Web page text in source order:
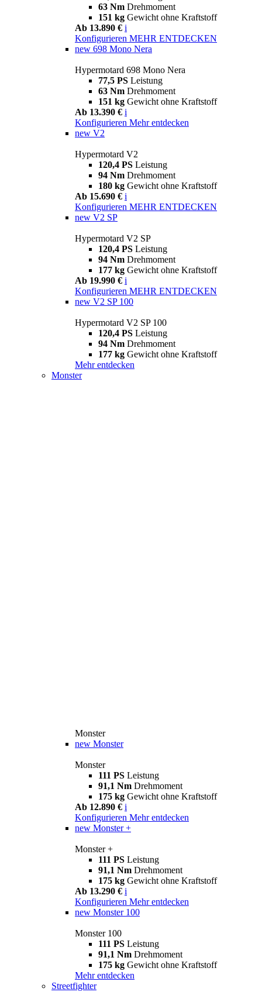
63 Nm Drehmoment
151 kg Gewicht ohne Kraftstoff
Ab 13.890 € i
Konfigurieren MEHR ENTDECKEN
new 698 Mono Nera
Hypermotard 698 Mono Nera
77,5 PS Leistung
63 Nm Drehmoment
151 kg Gewicht ohne Kraftstoff
Ab 13.390 € i
Konfigurieren Mehr entdecken
new V2
Hypermotard V2
120,4 PS Leistung
94 Nm Drehmoment
180 kg Gewicht ohne Kraftstoff
Ab 15.690 € i
Konfigurieren MEHR ENTDECKEN
new V2 SP
Hypermotard V2 SP
120,4 PS Leistung
94 Nm Drehmoment
177 kg Gewicht ohne Kraftstoff
Ab 19.990 € i
Konfigurieren MEHR ENTDECKEN
new V2 SP 100
Hypermotard V2 SP 100
120,4 PS Leistung
94 Nm Drehmoment
177 kg Gewicht ohne Kraftstoff
Mehr entdecken
Monster
Monster
new Monster
Monster
111 PS Leistung
91,1 Nm Drehmoment
175 kg Gewicht ohne Kraftstoff
Ab 12.890 € i
Konfigurieren Mehr entdecken
new Monster +
Monster +
111 PS Leistung
91,1 Nm Drehmoment
175 kg Gewicht ohne Kraftstoff
Ab 13.290 € i
Konfigurieren Mehr entdecken
new Monster 100
Monster 100
111 PS Leistung
91,1 Nm Drehmoment
175 kg Gewicht ohne Kraftstoff
Mehr entdecken
Streetfighter